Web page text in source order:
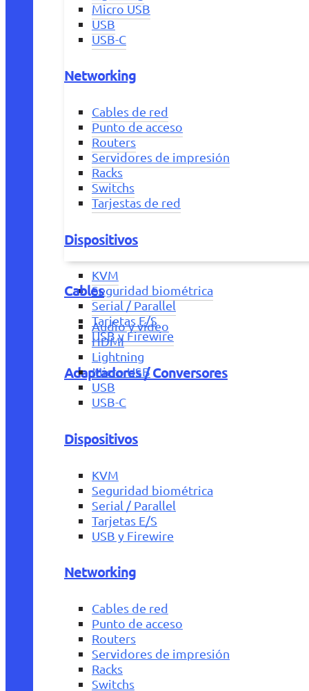
Micro USB
USB
USB-C
Networking
Cables de red
Punto de acceso
Routers
Servidores de impresión
Racks
Switchs
Tarjestas de red
Dispositivos
KVM
Seguridad biométrica
Serial / Parallel
Tarjetas E/S
USB y Firewire
Adaptadores / Conversores
Cables
Audio y vídeo
HDMI
Lightning
Micro USB
USB
USB-C
Dispositivos
KVM
Seguridad biométrica
Serial / Parallel
Tarjetas E/S
USB y Firewire
Networking
Cables de red
Punto de acceso
Routers
Servidores de impresión
Racks
Switchs